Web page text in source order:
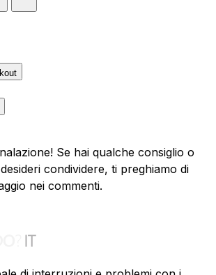
Se hai qualche consiglio o
condividere, ti preghiamo di
nei commenti.